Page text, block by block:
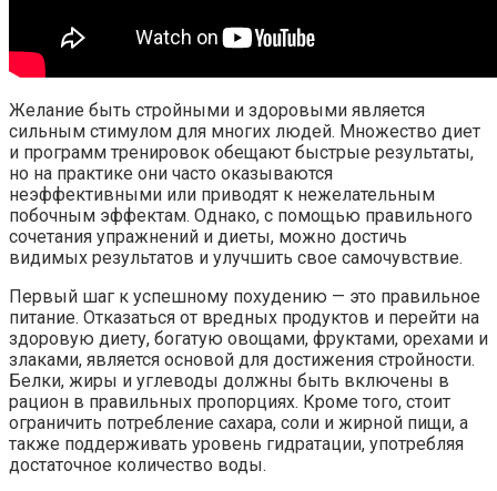
Желание быть стройными и здоровыми является
сильным стимулом для многих людей. Множество диет
и программ тренировок обещают быстрые результаты,
но на практике они часто оказываются
неэффективными или приводят к нежелательным
побочным эффектам. Однако, с помощью правильного
сочетания упражнений и диеты, можно достичь
видимых результатов и улучшить свое самочувствие.
Первый шаг к успешному похудению — это правильное
питание. Отказаться от вредных продуктов и перейти на
здоровую диету, богатую овощами, фруктами, орехами и
злаками, является основой для достижения стройности.
Белки, жиры и углеводы должны быть включены в
рацион в правильных пропорциях. Кроме того, стоит
ограничить потребление сахара, соли и жирной пищи, а
также поддерживать уровень гидратации, употребляя
достаточное количество воды.